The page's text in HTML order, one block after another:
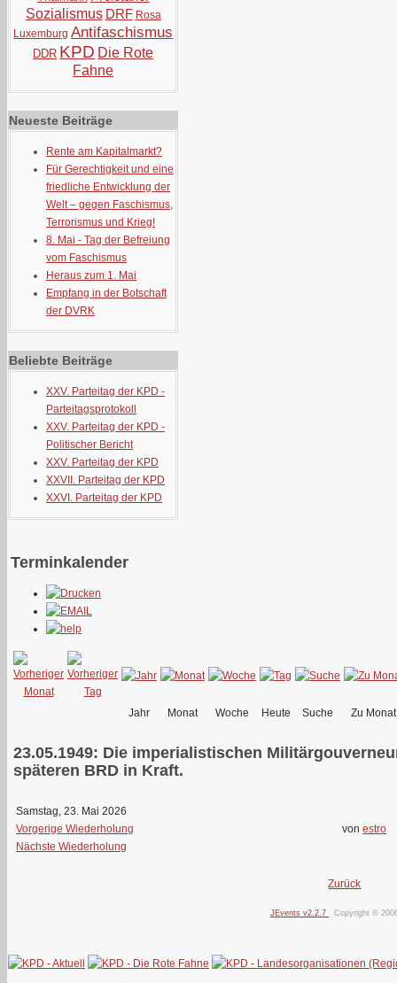
Sozialismus DRF Rosa
Luxemburg Antifaschismus
DDR KPD Die Rote
Fahne
Neueste Beiträge
Rente am Kapitalmarkt?
Für Gerechtigkeit und eine
friedliche Entwicklung der
Welt – gegen Faschismus,
Terrorismus und Krieg!
8. Mai - Tag der Befreiung
vom Faschismus
Heraus zum 1. Mai
Empfang in der Botschaft
der DVRK
Beliebte Beiträge
XXV. Parteitag der KPD -
Parteitagsprotokoll
XXV. Parteitag der KPD -
Politischer Bericht
XXV. Parteitag der KPD
XXVII. Parteitag der KPD
XXVI. Parteitag der KPD
Terminkalender
Jahr Monat Woche Heute Suche Zu Monat
23.05.1949: Die imperialistischen
späteren BRD in Kraft.
Samstag, 23. Mai 2026
Vorgerige Wiederholung
Nächste Wiederholung
von estro
Zurück
JEvents v2.2.7 Copyright ©